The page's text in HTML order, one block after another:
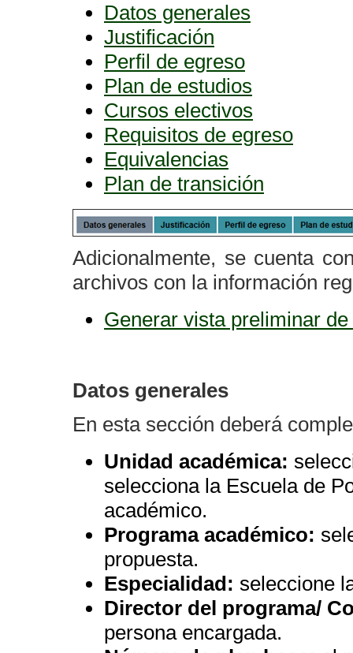
Datos generales
Justificación
Perfil de egreso
Plan de estudios
Cursos electivos
Requisitos de egreso
Equivalencias
Plan de transición
Adicionalmente, se cuenta
archivos con la información
Generar vista preliminar
Datos generales
En esta sección deberá
Unidad académica:
selecciona la Escuela de
académico.
Programa académico:
propuesta.
Especialidad: seleccione
Director del programa/
persona encargada.